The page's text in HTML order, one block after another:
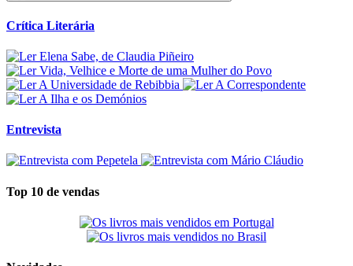
Crítica Literária
Entrevista
Top 10 de vendas